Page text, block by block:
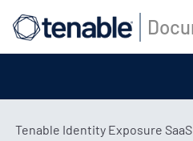
Tenable Identity Exposure SaaS